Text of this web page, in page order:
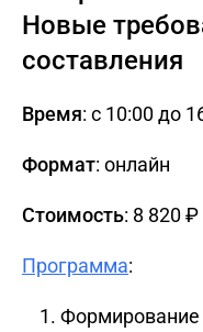
Новые
составления
Время: с 10:00 до
Формат: онлайн
Стоимость: 8 820 ₽
Программа:
Формирование